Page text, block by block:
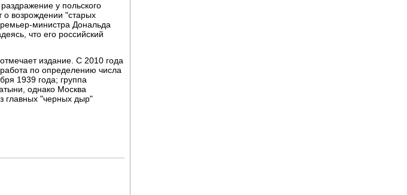
у польского
о возрождении "старых
министра Дональда
что его российский
издание. С 2010 года
по определению числа
1939 года; группа
однако Москва
главных "черных дыр"